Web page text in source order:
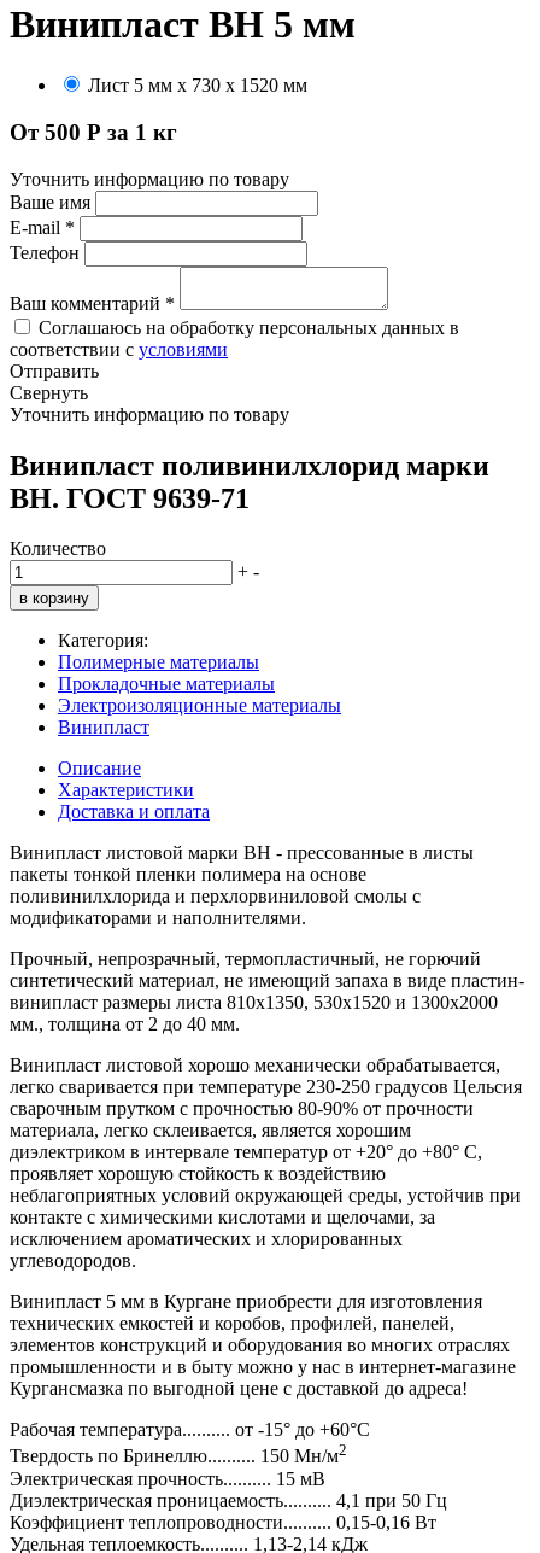
Винипласт ВН 5 мм
Лист 5 мм х 730 х 1520 мм
От 500 Р за 1 кг
Уточнить информацию по товару
Ваше имя
E-mail *
Телефон
Ваш комментарий *
Соглашаюсь на обработку персональных данных в
соответствии с условиями
Отправить
Свернуть
Уточнить информацию по товару
Винипласт поливинилхлорид марки
ВН. ГОСТ 9639-71
Количество
+ -
в корзину
Категория:
Полимерные материалы
Прокладочные материалы
Электроизоляционные материалы
Винипласт
Описание
Характеристики
Доставка и оплата
Винипласт листовой марки ВН - прессованные в листы
пакеты тонкой пленки полимера на основе
поливинилхлорида и перхлорвиниловой смолы с
модификаторами и наполнителями.
Прочный, непрозрачный, термопластичный, не горючий
синтетический материал, не имеющий запаха в виде пластин-
винипласт размеры листа 810х1350, 530х1520 и 1300х2000
мм., толщина от 2 до 40 мм.
Винипласт листовой хорошо механически обрабатывается,
легко сваривается при температуре 230-250 градусов Цельсия
сварочным прутком с прочностью 80-90% от прочности
материала, легко склеивается, является хорошим
диэлектриком в интервале температур от +20° до +80° С,
проявляет хорошую стойкость к воздействию
неблагоприятных условий окружающей среды, устойчив при
контакте с химическими кислотами и щелочами, за
исключением ароматических и хлорированных
углеводородов.
Винипласт 5 мм в Кургане приобрести для изготовления
технических емкостей и коробов, профилей, панелей,
элементов конструкций и оборудования во многих отраслях
промышленности и в быту можно у нас в интернет-магазине
Кургансмазка по выгодной цене с доставкой до адреса!
Рабочая температура.......... от -15° до +60°С
Твердость по Бринеллю.......... 150 Мн/м2
Электрическая прочность.......... 15 мВ
Диэлектрическая проницаемость.......... 4,1 при 50 Гц
Коэффициент теплопроводности.......... 0,15-0,16 Вт
Удельная теплоемкость.......... 1,13-2,14 кДж